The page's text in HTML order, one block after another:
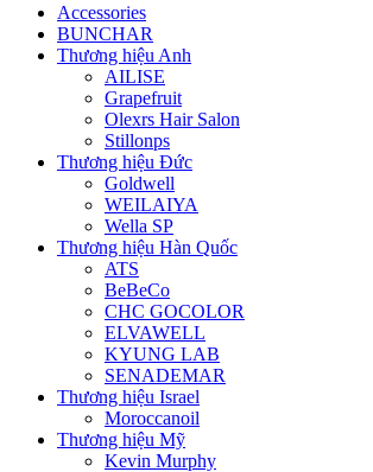
Accessories
BUNCHAR
Thương hiệu Anh
AILISE
Grapefruit
Olexrs Hair Salon
Stillonps
Thương hiệu Đức
Goldwell
WEILAIYA
Wella SP
Thương hiệu Hàn Quốc
ATS
BeBeCo
CHC GOCOLOR
ELVAWELL
KYUNG LAB
SENADEMAR
Thương hiệu Israel
Moroccanoil
Thương hiệu Mỹ
Kevin Murphy